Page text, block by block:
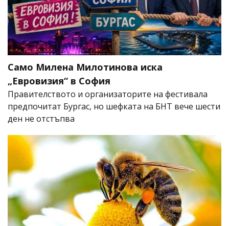
Само Милена Милотинова иска
„Евровизия“ в София
Правителството и организаторите на фестивала
предпочитат Бургас, но шефката на БНТ вече шести
ден не отстъпва